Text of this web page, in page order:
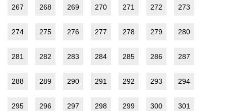
267 268 269 270 271 272 273
274 275 276 277 278 279 280
281 282 283 284 285 286 287
288 289 290 291 292 293 294
295 296 297 298 299 300 301